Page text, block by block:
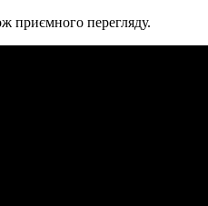
приємного перегляду.